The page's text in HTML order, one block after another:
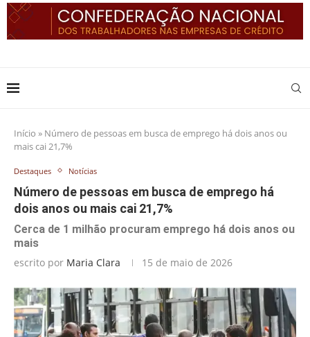
Início » Número de pessoas em busca de emprego há dois anos ou
mais cai 21,7%
Destaques Notícias
Número de pessoas em busca de emprego há
dois anos ou mais cai 21,7%
Cerca de 1 milhão procuram emprego há dois anos ou
mais
escrito por Maria Clara 15 de maio de 2026